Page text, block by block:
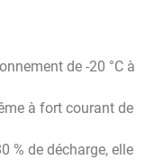
de -20 °C à
à fort courant de
% de décharge, elle